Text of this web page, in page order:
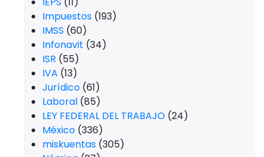
Impuestos (193)
IMSS (60)
Infonavit (34)
ISR (55)
IVA (13)
Jurídico (61)
Laboral (85)
LEY FEDERAL DEL TRABAJO (24)
México (336)
miskuentas (305)